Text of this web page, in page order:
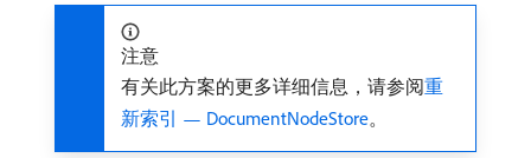
注意
有关此方案的更多详细信息，请参阅重
新索引 — DocumentNodeStore。